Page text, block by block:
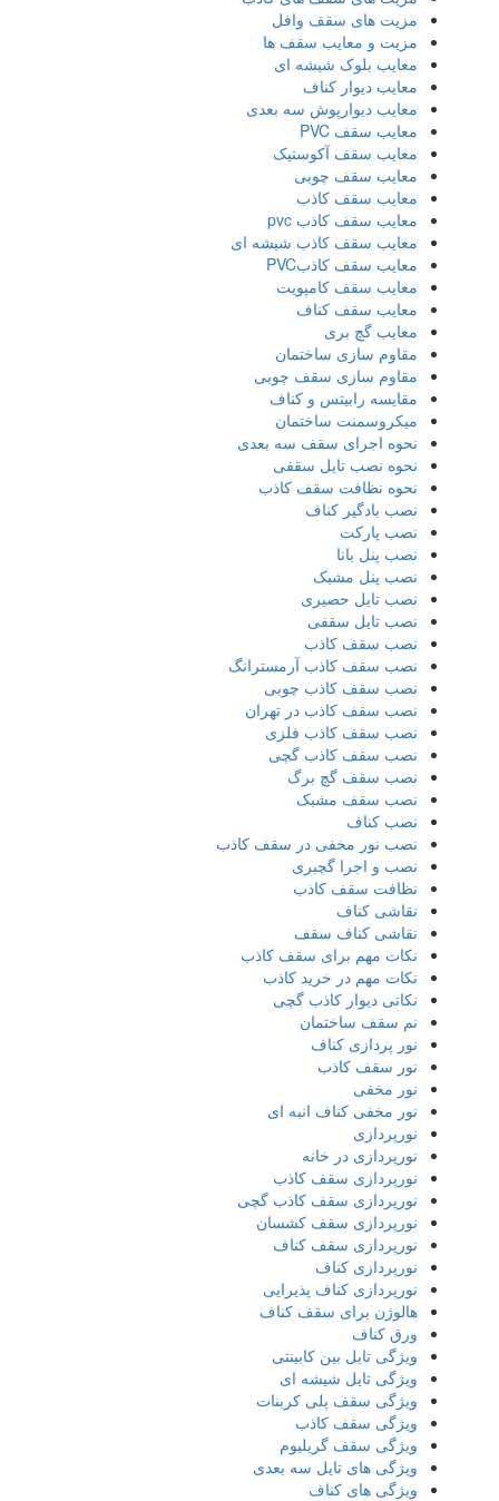
مزیت های سقف وافل
مزیت و معایب سقف ها
معایب بلوک شیشه ای
معایب دیوار کناف
معایب دیوارپوش سه بعدی
معایب سقف PVC
معایب سقف آکوستیک
معایب سقف چوبی
معایب سقف کاذب
معایب سقف کاذب pvc
معایب سقف کاذب شیشه ای
معایب سقف کاذبPVC
معایب سقف کامپویت
معایب سقف کناف
معایب گچ بری
مقاوم سازی ساختمان
مقاوم سازی سقف چوبی
مقایسه رابیتس و کناف
میکروسمنت ساختمان
نحوه اجرای سقف سه بعدی
نحوه نصب تایل سقفی
نحوه نظافت سقف کاذب
نصب بادگیر کناف
نصب پارکت
نصب پنل بانا
نصب پنل مشبک
نصب تایل حصیری
نصب تایل سقفی
نصب سقف کاذب
نصب سقف کاذب آرمسترانگ
نصب سقف کاذب چوبی
نصب سقف کاذب در تهران
نصب سقف کاذب فلزی
نصب سقف کاذب گچی
نصب سقف گچ برگ
نصب سقف مشبک
نصب کناف
نصب نور مخفی در سقف کاذب
نصب و اجرا گچبری
نظافت سقف کاذب
نقاشی کناف
نقاشی کناف سقف
نکات مهم برای سقف کاذب
نکات مهم در خرید کاذب
نکاتی دیوار کاذب گچی
نم سقف ساختمان
نور پردازی کناف
نور سقف کاذب
نور مخفی
نور مخفی کناف انبه ای
نورپردازی
نورپردازی در خانه
نورپردازی سقف کاذب
نورپردازی سقف کاذب گچی
نورپردازی سقف کشسان
نورپردازی سقف کناف
نورپردازی کناف
نورپردازی کناف پذیرایی
هالوژن برای سقف کناف
ورق کناف
ویژگی تایل بین کابینتی
ویژگی تایل شیشه ای
ویژگی سقف پلی کربنات
ویژگی سقف کاذب
ویژگی سقف گریلیوم
ویژگی های تایل سه بعدی
ویژگی های کناف